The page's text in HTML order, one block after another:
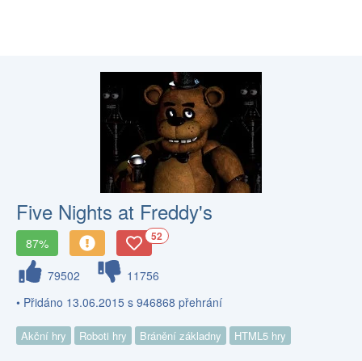
Five Nights at Freddy's
87% 52
79502
11756
• Přidáno 13.06.2015 s 946868 přehrání
Akční hry Roboti hry Bránění základny HTML5 hry